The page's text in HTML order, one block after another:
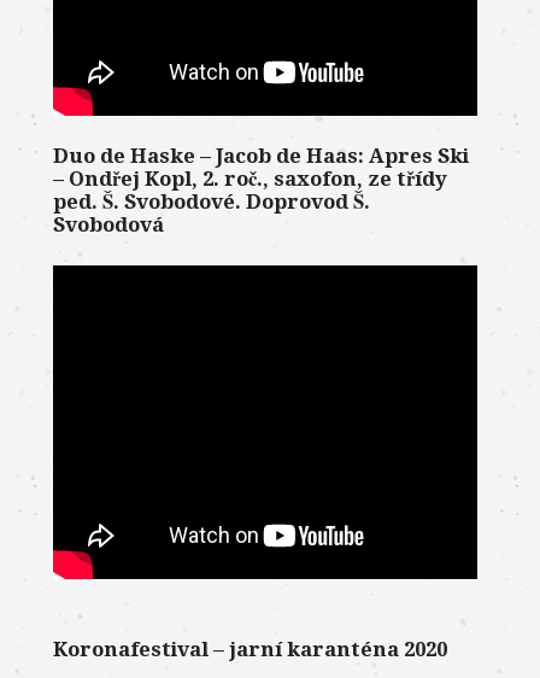
Duo de Haske – Jacob de Haas: Apres Ski
– Ondřej Kopl, 2. roč., saxofon, ze třídy
ped. Š. Svobodové. Doprovod Š.
Svobodová
Koronafestival – jarní karanténa 2020